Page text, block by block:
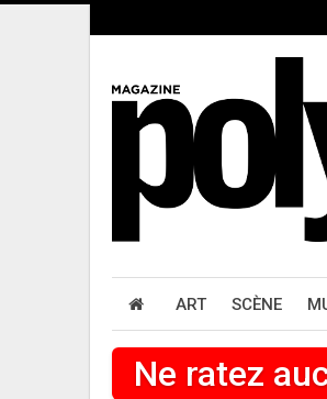
ART SCÈNE
Ne ratez